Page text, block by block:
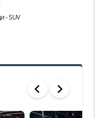
- SUV